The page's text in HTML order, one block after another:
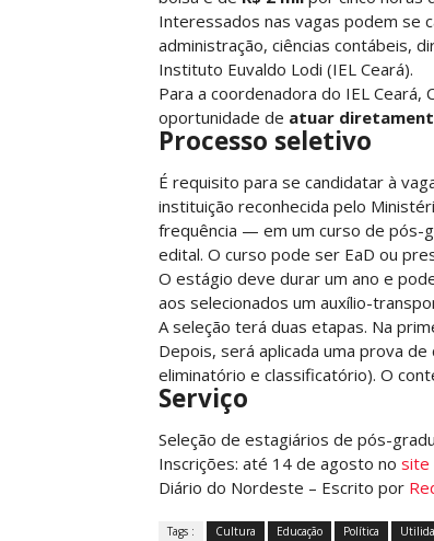
Interessados nas vagas podem se
administração, ciências contábeis,
Instituto Euvaldo Lodi (IEL Ceará).
Para a coordenadora do IEL
oportunidade de atuar
Processo seletivo
É requisito para se candidatar à
instituição reconhecida pelo
frequência — em um curso de pós-
edital. O curso pode ser EaD ou
O estágio deve durar um ano e
aos selecionados um auxílio-
A seleção terá duas etapas. Na
Depois, será aplicada uma prova
eliminatório e classificatório). O
Serviço
Seleção de estagiários de pós-
Inscrições: até 14 de agosto no site
Diário do Nordeste – Escrito por
Tags : Cultura Educação Política